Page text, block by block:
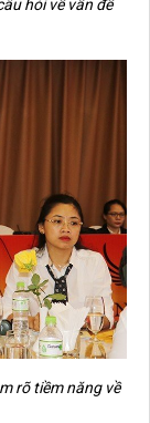
hỏi về vấn đề
rõ tiềm năng về